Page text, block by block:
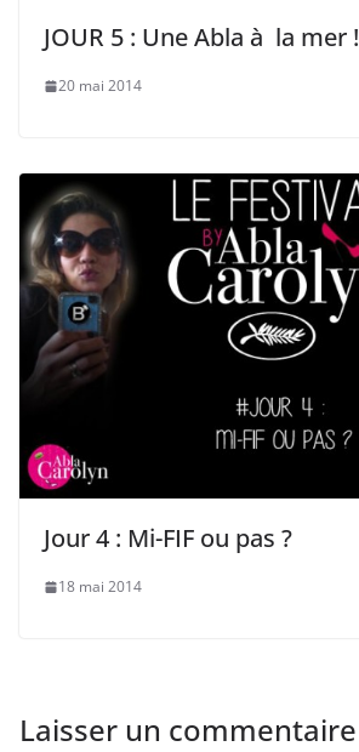
JOUR 5 : Une Abla à la mer !
20 mai 2014
Jour 4 : Mi-FIF ou pas ?
18 mai 2014
Laisser un commentaire